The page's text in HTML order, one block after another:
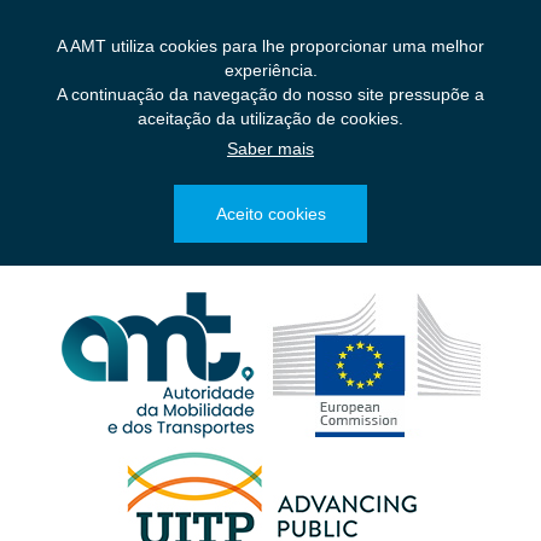
A AMT utiliza cookies para lhe proporcionar uma melhor
experiência.
A continuação da navegação do nosso site pressupõe a
aceitação da utilização de cookies.
Saber mais
Aceito cookies